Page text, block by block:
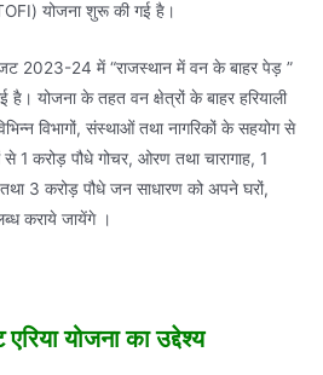
योजना शुरू की गई है।
बजट 2023-24 में “राजस्थान में वन के बाहर पेड़ ”
है। योजना के तहत वन क्षेत्रों के बाहर हरियाली
विभागों, संस्थाओं तथा नागरिकों के सहयोग से
1 करोड़ पौधे गोचर, ओरण तथा चारागाह, 1
तथा 3 करोड़ पौधे जन साधारण को अपने घरों,
कराये जायेंगे ।
योजना का उद्देश्य